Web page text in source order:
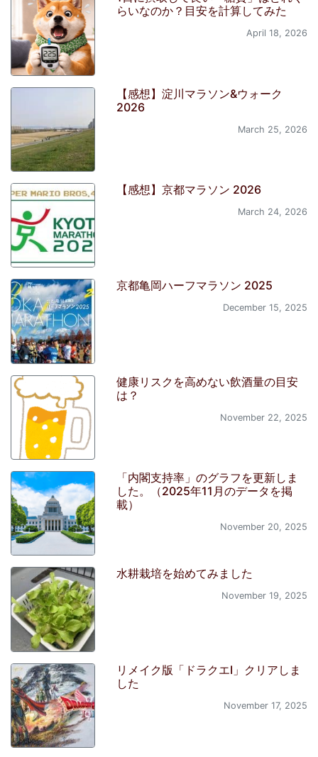
らいなのか？目安を計算してみた
April 18, 2026
【感想】淀川マラソン&ウォーク
2026
March 25, 2026
【感想】京都マラソン 2026
March 24, 2026
京都亀岡ハーフマラソン 2025
December 15, 2025
健康リスクを高めない飲酒量の目安
は？
November 22, 2025
「内閣支持率」のグラフを更新しま
した。（2025年11月のデータを掲
載）
November 20, 2025
水耕栽培を始めてみました
November 19, 2025
リメイク版「ドラクエI」クリアしま
した
November 17, 2025